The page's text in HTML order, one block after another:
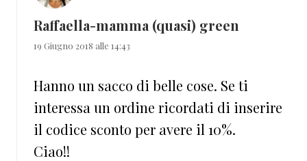
Raffaella-mamma (quasi) green
19 Giugno 2018 alle 14:43
Hanno un sacco di belle cose. Se ti
interessa un ordine ricordati di inserire
il codice sconto per avere il 10%.
Ciao!!